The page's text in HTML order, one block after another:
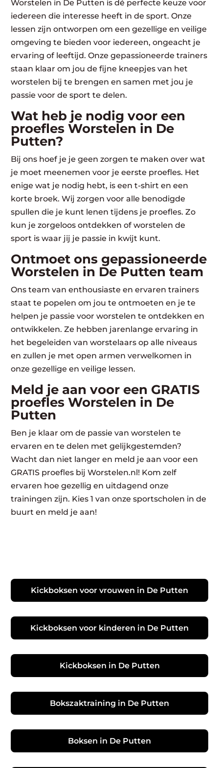
Worstelen in De Putten is dé perfecte keuze voor
iedereen die interesse heeft in de sport. Onze
lessen zijn ontworpen om een gezellige en veilige
omgeving te bieden voor iedereen, ongeacht je
ervaring of leeftijd. Onze gepassioneerde trainers
staan klaar om jou de fijne kneepjes van het
worstelen bij te brengen en samen met jou je
passie voor de sport te delen.
Wat heb je nodig voor een
proefles Worstelen in De
Putten?
Bij ons hoef je je geen zorgen te maken over wat
je moet meenemen voor je eerste proefles. Het
enige wat je nodig hebt, is een t-shirt en een
korte broek. Wij zorgen voor alle benodigde
spullen die je kunt lenen tijdens je proefles. Zo
kun je zorgeloos ontdekken of worstelen de
sport is waar jij je passie in kwijt kunt.
Ontmoet ons gepassioneerde
Worstelen in De Putten team
Ons team van enthousiaste en ervaren trainers
staat te popelen om jou te ontmoeten en je te
helpen je passie voor worstelen te ontdekken en
ontwikkelen. Ze hebben jarenlange ervaring in
het begeleiden van worstelaars op alle niveaus
en zullen je met open armen verwelkomen in
onze gezellige en veilige lessen.
Meld je aan voor een GRATIS
proefles Worstelen in De
Putten
Ben je klaar om de passie van worstelen te
ervaren en te delen met gelijkgestemden?
Wacht dan niet langer en meld je aan voor een
GRATIS proefles bij Worstelen.nl! Kom zelf
ervaren hoe gezellig en uitdagend onze
trainingen zijn. Kies 1 van onze sportscholen in de
buurt en meld je aan!
Kickboksen voor vrouwen in De Putten
Kickboksen voor kinderen in De Putten
Kickboksen in De Putten
Bokszaktraining in De Putten
Boksen in De Putten